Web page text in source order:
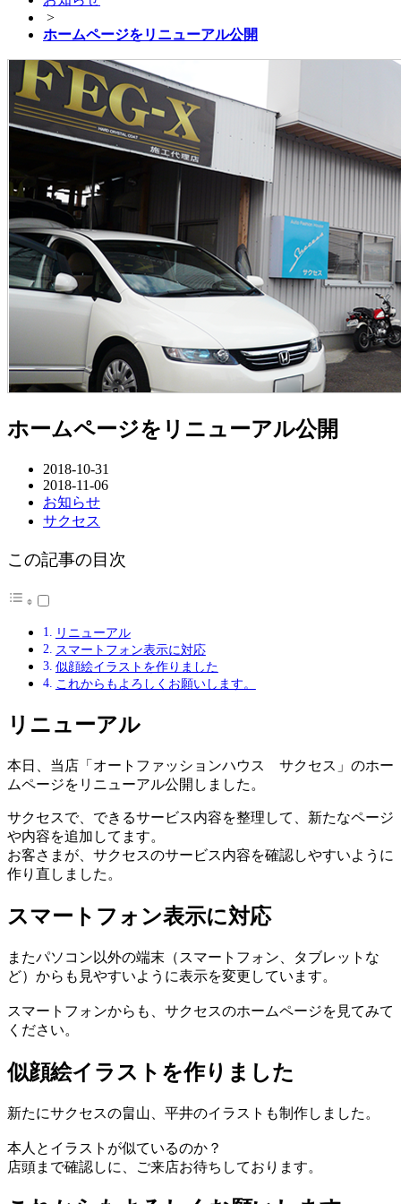
>
ホームページをリニューアル公開
ホームページをリニューアル公開
2018-10-31
2018-11-06
お知らせ
サクセス
この記事の目次
リニューアル
スマートフォン表示に対応
似顔絵イラストを作りました
これからもよろしくお願いします。
リニューアル
本日、当店「オートファッションハウス サクセス」のホー
ムページをリニューアル公開しました。
サクセスで、できるサービス内容を整理して、新たなページ
や内容を追加してます。
お客さまが、サクセスのサービス内容を確認しやすいように
作り直しました。
スマートフォン表示に対応
またパソコン以外の端末（スマートフォン、タブレットな
ど）からも見やすいように表示を変更しています。
スマートフォンからも、サクセスのホームページを見てみて
ください。
似顔絵イラストを作りました
新たにサクセスの畠山、平井のイラストも制作しました。
本人とイラストが似ているのか？
店頭まで確認しに、ご来店お待ちしております。